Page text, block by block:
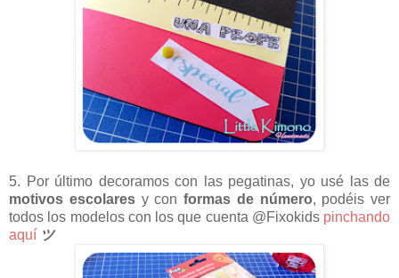
5. Por último decoramos con las pegatinas, yo usé las de
motivos escolaresy con formas de número, podéis ver
todos los modelos con los que cuenta @Fixokids pinchando
aquí ツ